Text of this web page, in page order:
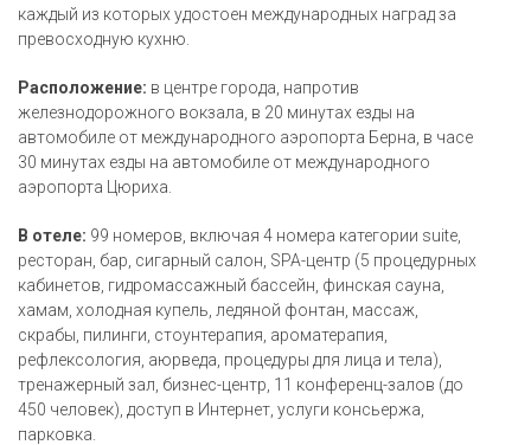
каждый из которых удостоен международных наград за
превосходную кухню.
Расположение: в центре города, напротив
железнодорожного вокзала, в 20 минутах езды на
автомобиле от международного аэропорта Берна, в часе
30 минутах езды на автомобиле от международного
аэропорта Цюриха.
В отеле: 99 номеров, включая 4 номера категории suite,
ресторан, бар, сигарный салон, SPA-центр (5 процедурных
кабинетов, гидромассажный бассейн, финская сауна,
хамам, холодная купель, ледяной фонтан, массаж,
скрабы, пилинги, стоунтерапия, ароматерапия,
рефлексология, аюрведа, процедуры для лица и тела),
тренажерный зал, бизнес-центр, 11 конференц-залов (до
450 человек), доступ в Интернет, услуги консьержа,
парковка.